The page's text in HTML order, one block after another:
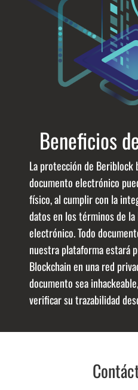
Beneficios
La protección de Beriblock
documento electrónico
físico, al cumplir con la
datos en los términos de
electrónico. Todo
nuestra plataforma estará
Blockchain en una red
documento sea
verificar su trazabilidad